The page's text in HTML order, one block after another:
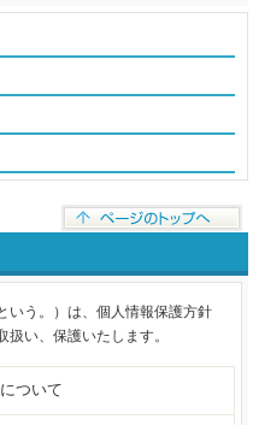
う。）は、個人情報保護方針
い、保護いたします。
ついて